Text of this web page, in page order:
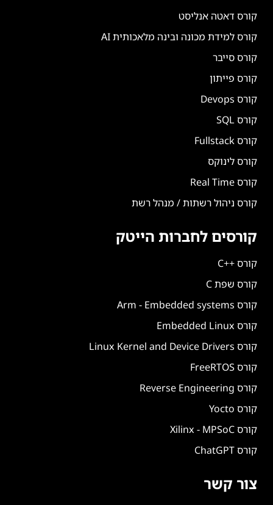
קורס דאטה אנליסט
קורס למידת מכונה ובינה מלאכותית AI
קורס סייבר
קורס פייתון
קורס Devops
קורס SQL
קורס Fullstack
קורס לינוקס
קורס Real Time
קורס ניהול רשתות / מנהל רשת
קורסים לחברות הייטק
קורס ++C
קורס שפת C
קורס Arm - Embedded systems
קורס Embedded Linux
קורס Linux Kernel and Device Drivers
קורס FreeRTOS
קורס Reverse Engineering
קורס Yocto
קורס Xilinx - MPSoC
קורס ChatGPT
צור קשר